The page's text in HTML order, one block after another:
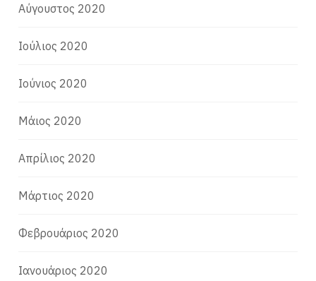
Αύγουστος 2020
Ιούλιος 2020
Ιούνιος 2020
Μάιος 2020
Απρίλιος 2020
Μάρτιος 2020
Φεβρουάριος 2020
Ιανουάριος 2020